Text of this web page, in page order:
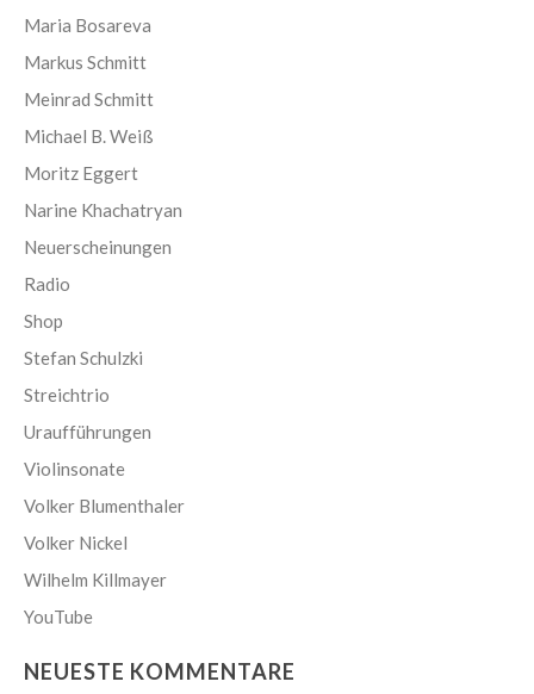
Maria Bosareva
Markus Schmitt
Meinrad Schmitt
Michael B. Weiß
Moritz Eggert
Narine Khachatryan
Neuerscheinungen
Radio
Shop
Stefan Schulzki
Streichtrio
Uraufführungen
Violinsonate
Volker Blumenthaler
Volker Nickel
Wilhelm Killmayer
YouTube
NEUESTE KOMMENTARE